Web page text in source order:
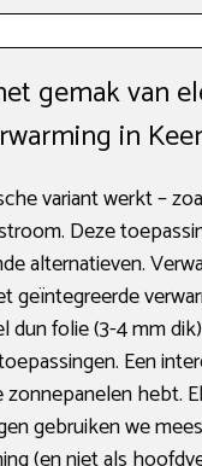
gemak van
in
variant werkt –
Deze
alternatieven.
geïntegreerde
dun folie (3-4 mm
Een
zonnepanelen hebt.
gebruiken we